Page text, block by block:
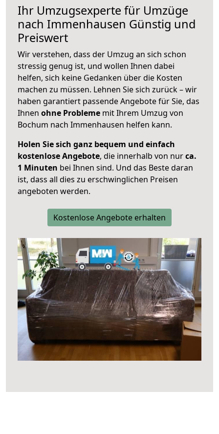
Ihr Umzugsexperte für Umzüge
nach Immenhausen Günstig und
Preiswert
Wir verstehen, dass der Umzug an sich schon
stressig genug ist, und wollen Ihnen dabei
helfen, sich keine Gedanken über die Kosten
machen zu müssen. Lehnen Sie sich zurück – wir
haben garantiert passende Angebote für Sie, das
Ihnen ohne Probleme mit Ihrem Umzug von
Bochum nach Immenhausen helfen kann.
Holen Sie sich ganz bequem und einfach
kostenlose Angebote, die innerhalb von nurca.
1 Minuten bei Ihnen sind. Und das Beste daran
ist, dass all dies zu erschwinglichen Preisen
angeboten werden.
Kostenlose Angebote erhalten